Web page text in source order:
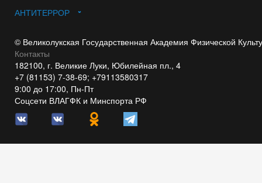
АНТИТЕРРОР
© Великолукская Государственная Академия Физической
Контакты
182100, г. Великие Луки, Юбилейная пл., 4
+7 (81153) 7-38-69; +79113580317
9:00 до 17:00, Пн-Пт
Соцсети ВЛАГФК и Минспорта РФ